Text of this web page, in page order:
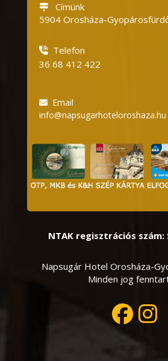
Címünk
5904 Orosháza-
Telefon
36 68 412 422
Email
info@napsugarhoteloroshaza.hu
NTAK regisztrációs szám:
Napsugár Hotel Orosháza-
Minden jog